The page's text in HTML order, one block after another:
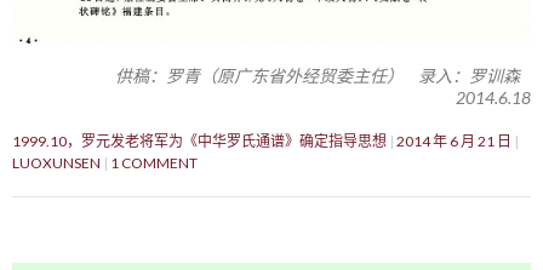
供稿：罗青（原广东省外经贸委主任） 录入：罗训森
2014.6.18
1999.10，罗元发老将军为《中华罗氏通谱》确定指导思想 2014 年 6 月 21 日
LUOXUNSEN
1 COMMENT